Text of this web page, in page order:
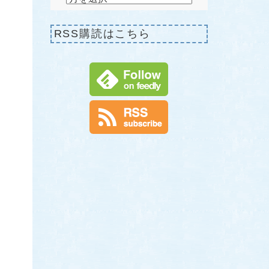
RSS購読はこちら